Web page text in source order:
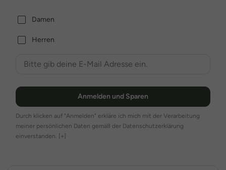
Damen
Herren
Anmelden und Sparen
Durch klicken auf "Anmelden" erkläre ich mich mit der Verarbeitung
meiner persönlichen Daten gemäß der Datenschutzerklärung
einverstanden. [+]